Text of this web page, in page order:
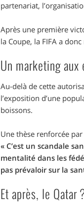
partenariat,
Après une première
la Coupe, la FIFA a
Un marketing
Au-delà de cette
l’exposition d’une
boissons.
Une thèse renforcée
« C’est un scandale
mentalité dans les
pas prévaloir sur la
Et après, le Qatar